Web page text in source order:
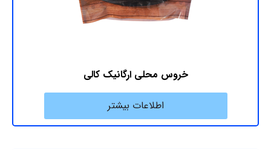
خروس محلی ارگانیک کالی
اطلاعات بیشتر